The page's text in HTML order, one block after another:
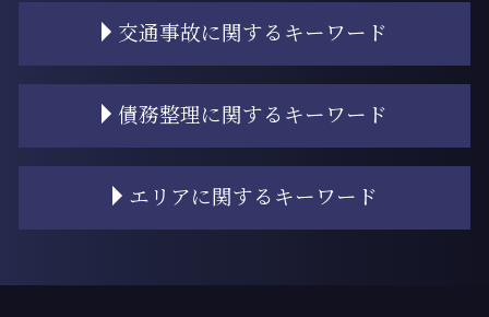
遺産 相続人
相続 対策
遺産 相続 順位
遺産 渡したくない
相続 対象
相続 優先順位
不動産 名義変更
離婚 財産分与
離婚 慰謝料 理由
離婚 共働き 財産分与
離婚 相談
離婚 手続き
離婚 不動産 財産分与
調停離婚 弁護士
交通事故に関するキーワード
交通事故 和解
弁護士基準
交通事故 過失割合
過失相殺とは
交通事故 むちうち 慰謝料
債務整理に関するキーワード
債務整理 口座凍結
個人再生 流れ
個人再生 デメリット
エリアに関するキーワード
門前仲町 相続登記